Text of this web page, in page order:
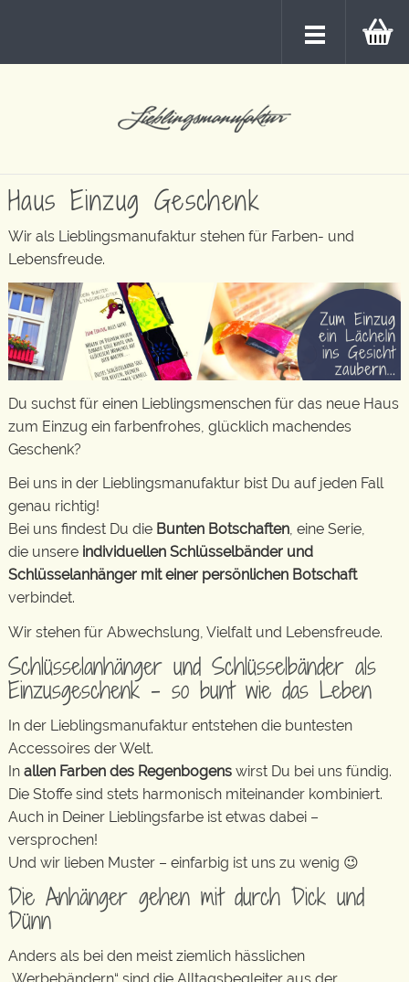
Haus Einzug Geschenk
Wir als Lieblingsmanufaktur stehen für Farben- und
Lebensfreude.
Du suchst für einen Lieblingsmenschen für das neue Haus
zum Einzug ein farbenfrohes, glücklich machendes
Geschenk?
Bei uns in der Lieblingsmanufaktur bist Du auf jeden Fall
genau richtig!
Bei uns findest Du die Bunten Botschaften, eine Serie,
die unsere individuellen Schlüsselbänder und
Schlüsselanhänger mit einer persönlichen Botschaft
verbindet.
Wir stehen für Abwechslung, Vielfalt und Lebensfreude.
Schlüsselanhänger und Schlüsselbänder als
Einzusgeschenk – so bunt wie das Leben
In der Lieblingsmanufaktur entstehen die buntesten
Accessoires der Welt.
In allen Farben des Regenbogens wirst Du bei uns fündig.
Die Stoffe sind stets harmonisch miteinander kombiniert.
Auch in Deiner Lieblingsfarbe ist etwas dabei –
versprochen!
Und wir lieben Muster – einfarbig ist uns zu wenig 😉
Die Anhänger gehen mit durch Dick und
Dünn
Anders als bei den meist ziemlich hässlichen
„Werbebändern“ sind die Alltagsbegleiter aus der